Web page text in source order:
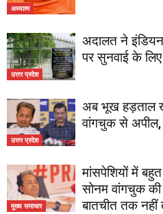
अध्यात्म
उत्तर प्रदेश
अदालत ने इंडियन
पर सुनवाई के
उत्तर प्रदेश
अब भूख हड़ताल
वांगचुक से
मुख्य समाचार
मांसपेशियों में
सोनम वांगचुक
बातचीत तक